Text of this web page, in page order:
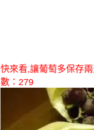
快來看,讓葡萄多保存
數：279